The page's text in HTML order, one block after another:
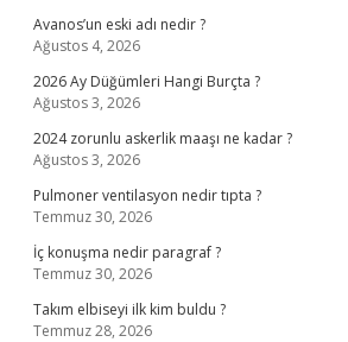
Avanos’un eski adı nedir ?
Ağustos 4, 2026
2026 Ay Düğümleri Hangi Burçta ?
Ağustos 3, 2026
2024 zorunlu askerlik maaşı ne kadar ?
Ağustos 3, 2026
Pulmoner ventilasyon nedir tıpta ?
Temmuz 30, 2026
İç konuşma nedir paragraf ?
Temmuz 30, 2026
Takım elbiseyi ilk kim buldu ?
Temmuz 28, 2026